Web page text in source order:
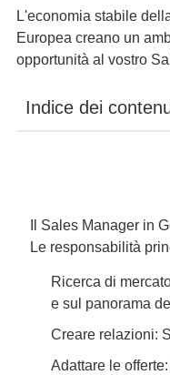
L'economia stabile
Europea creano un
opportunità al vostro
Indice dei
Il Sales Manager in
Le responsabilità
Ricerca di
e sul panorama
Creare relazioni:
Adattare le